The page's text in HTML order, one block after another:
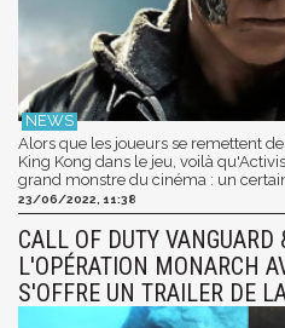
Alors que les joueurs se remettent
King Kong dans le jeu, voilà
grand monstre du cinéma : un
23/06/2022, 11:38
CALL OF DUTY VANGUARD
L'OPÉRATION MONARCH
S'OFFRE UN TRAILER DE